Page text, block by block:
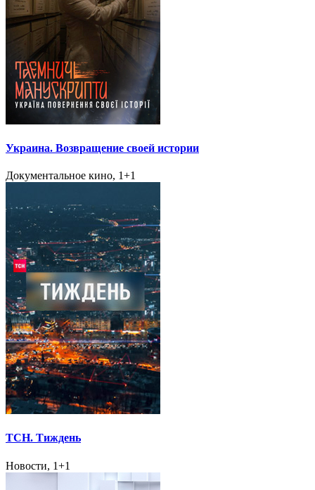
Украина. Возвращение своей истории
Документальное кино, 1+1
ТСН. Тиждень
Новости, 1+1